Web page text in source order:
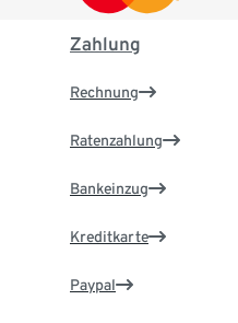
Zahlung
Rechnung
Ratenzahlung
Bankeinzug
Kreditkarte
Paypal